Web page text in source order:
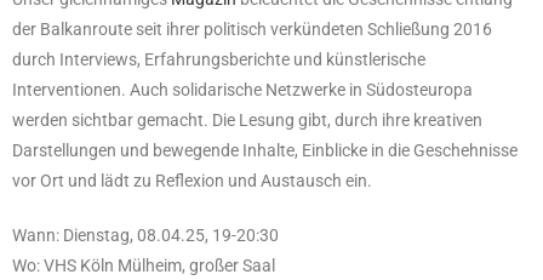
der Balkanroute seit ihrer politisch verkündeten Schließung 2016
durch Interviews, Erfahrungsberichte und künstlerische
Interventionen. Auch solidarische Netzwerke in Südosteuropa
werden sichtbar gemacht. Die Lesung gibt, durch ihre kreativen
Darstellungen und bewegende Inhalte, Einblicke in die Geschehnisse
vor Ort und lädt zu Reflexion und Austausch ein.
Wann: Dienstag, 08.04.25, 19-20:30
Wo: VHS Köln Mülheim, großer Saal